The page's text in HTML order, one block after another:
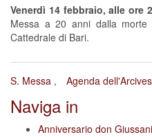
Venerdì 14 febbraio, alle ore
Messa a 20 anni dalla
Cattedrale di Bari.
S. Messa Agenda
Naviga in
Anniversario don Giussani